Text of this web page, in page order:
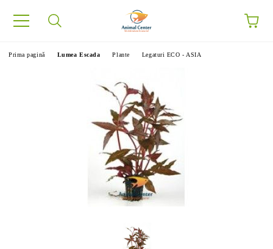
Prima pagină Lumea Escada Plante Legaturi ECO - ASIA